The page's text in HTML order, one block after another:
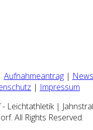
Aufnahmeantrag|
| Impressum
Leichtathletik |
All Rights Reserved.